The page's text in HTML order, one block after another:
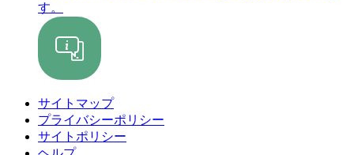
す。
サイトマップ
プライバシーポリシー
サイトポリシー